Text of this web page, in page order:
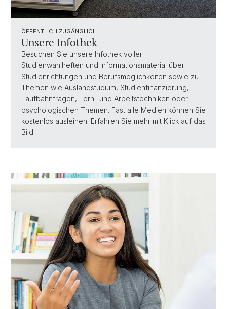
ÖFFENTLICH ZUGÄNGLICH
Unsere Infothek
Besuchen Sie unsere Infothek voller
Studienwahlheften und Informationsmaterial über
Studienrichtungen und Berufsmöglichkeiten sowie zu
Themen wie Auslandstudium, Studienfinanzierung,
Laufbahnfragen, Lern- und Arbeitstechniken oder
psychologischen Themen. Fast alle Medien können Sie
kostenlos ausleihen. Erfahren Sie mehr mit Klick auf das
Bild.